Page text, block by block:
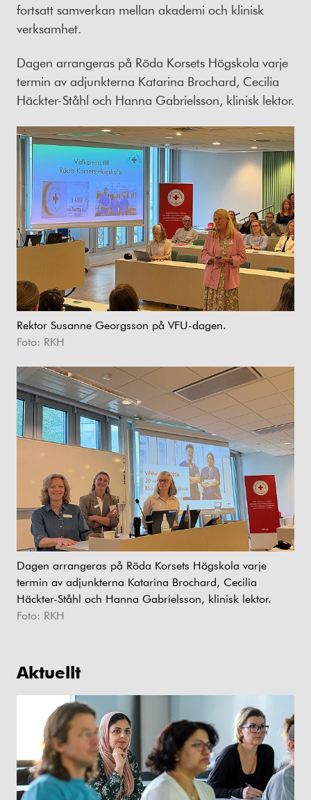
fortsatt samverkan mellan akademi och klinisk
verksamhet.
Dagen arrangeras på Röda Korsets Högskola varje
termin av adjunkterna Katarina Brochard, Cecilia
Häckter-Ståhl och Hanna Gabrielsson, klinisk lektor.
Rektor Susanne Georgsson på VFU-dagen.
Foto: RKH
Dagen arrangeras på Röda Korsets Högskola varje
termin av adjunkterna Katarina Brochard, Cecilia
Häckter-Ståhl och Hanna Gabrielsson, klinisk lektor.
Foto: RKH
Aktuellt